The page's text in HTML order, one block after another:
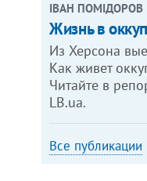
ІВАН ПОМІДОРОВ
Жизнь в
Из Херсона
Как живет
Читайте в
LB.ua.
Все публикации